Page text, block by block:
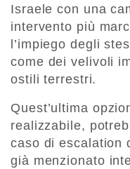
Israele con una
intervento più
l’impiego degli
come dei velivoli
ostili terrestri.
Quest’ultima
realizzabile,
caso di escalation
già menzionato